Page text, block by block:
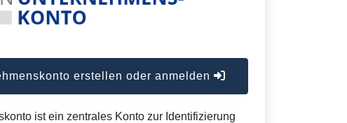
erstellen oder anmelden
ist ein zentrales Konto zur Identifizierung